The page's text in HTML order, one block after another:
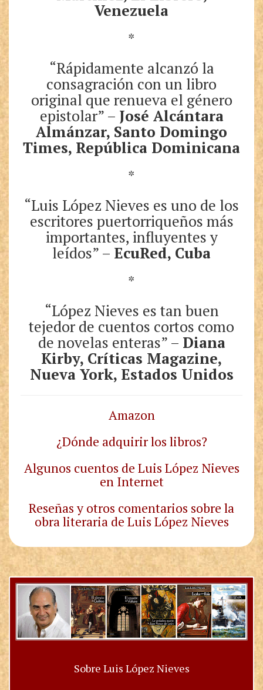
Venezuela
*
“Rápidamente alcanzó la
consagración con un libro
original que renueva el género
epistolar” – José Alcántara
Almánzar, Santo Domingo
Times, República Dominicana
*
“Luis López Nieves es uno de los
escritores puertorriqueños más
importantes, influyentes y
leídos” – EcuRed, Cuba
*
“López Nieves es tan buen
tejedor de cuentos cortos como
de novelas enteras” – Diana
Kirby, Críticas Magazine,
Nueva York, Estados Unidos
Amazon
¿Dónde adquirir los libros?
Algunos cuentos de Luis López Nieves
en Internet
Reseñas y otros comentarios sobre la
obra literaria de Luis López Nieves
Sobre Luis López Nieves